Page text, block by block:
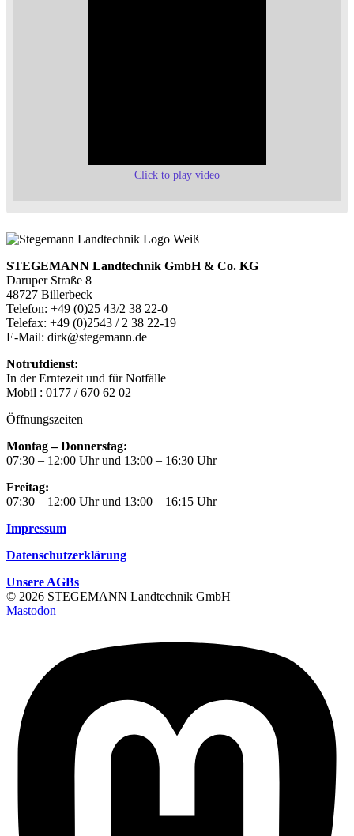
Click to play video
STEGEMANN Landtechnik GmbH & Co. KG
Daruper Straße 8
48727 Billerbeck
Telefon: +49 (0)25 43/2 38 22-0
Telefax: +49 (0)2543 / 2 38 22-19
E-Mail: dirk@stegemann.de
Notrufdienst:
In der Erntezeit und für Notfälle
Mobil : 0177 / 670 62 02
Öffnungszeiten
Montag – Donnerstag:
07:30 – 12:00 Uhr und 13:00 – 16:30 Uhr
Freitag:
07:30 – 12:00 Uhr und 13:00 – 16:15 Uhr
Impressum
Datenschutzerklärung
Unsere AGBs
© 2026 STEGEMANN Landtechnik GmbH
Mastodon